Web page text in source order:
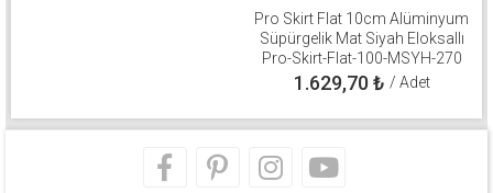
Pro Skirt Flat 10cm Alüminyum
Süpürgelik Mat Siyah Eloksallı
Pro-Skirt-Flat-100-MSYH-270
1.629,70₺ / Adet